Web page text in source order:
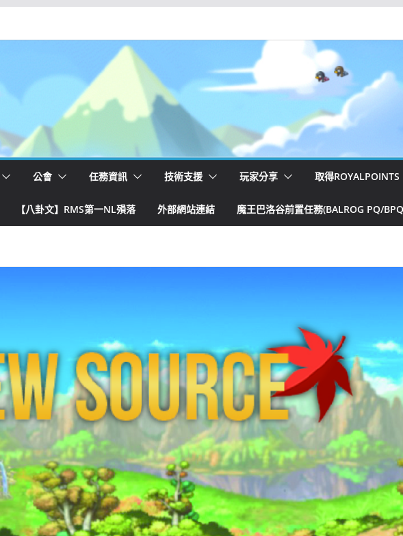
公會 任務資訊 技術支援 玩家分享 取得ROYALPOINTS
【八卦文】RMS第一NL殞落 外部網站連結 魔王巴洛谷前置任務(BALROG PQ/